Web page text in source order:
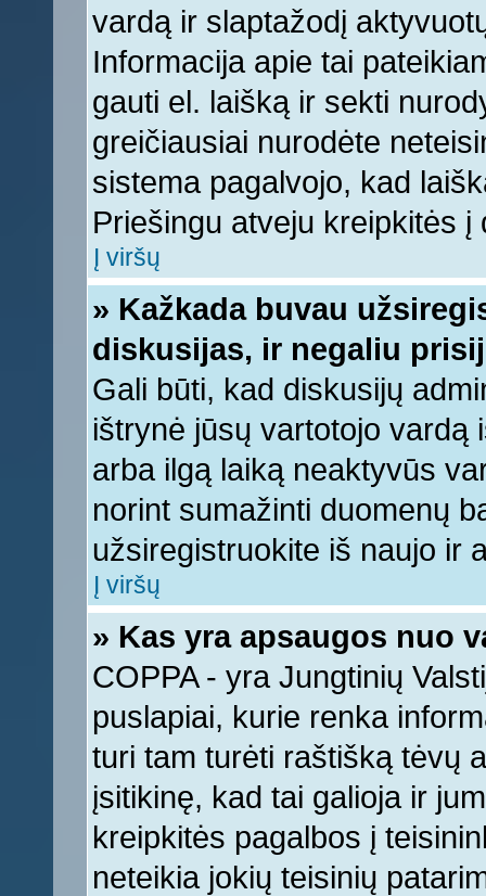
vardą ir slaptažodį
Informacija apie tai
gauti el. laišką ir sekti
greičiausiai nurodėte
sistema pagalvojo, kad
Priešingu atveju kreipkitės
Į viršų
» Kažkada buvau
diskusijas, ir negaliu
Gali būti, kad diskusijų
ištrynė jūsų vartotojo vardą
arba ilgą laiką neaktyvūs
norint sumažinti duomenų
užsiregistruokite iš naujo ir
Į viršų
» Kas yra apsaugos nuo
COPPA - yra Jungtinių
puslapiai, kurie renka
turi tam turėti raštišką tėvų
įsitikinę, kad tai galioja ir
kreipkitės pagalbos į
neteikia jokių teisinių